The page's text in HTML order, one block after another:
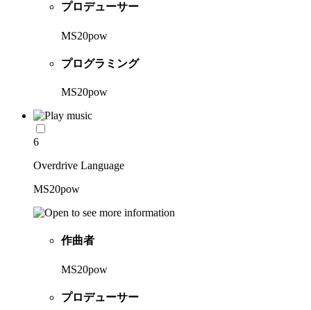
プロデューサー
MS20pow
プログラミング
MS20pow
6
Overdrive Language
MS20pow
作曲者
MS20pow
プロデューサー